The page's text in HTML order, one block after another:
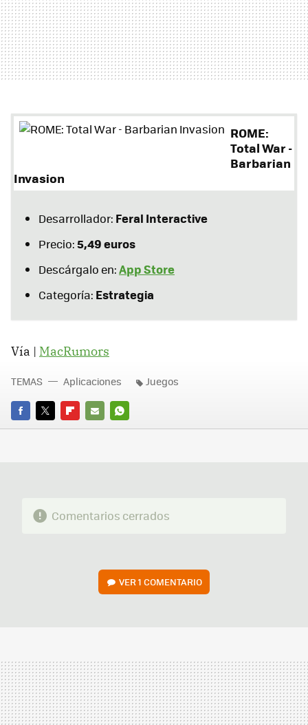
ROME:
Total War -
Barbarian
Invasion
Desarrollador: Feral Interactive
Precio:5,49 euros
Descárgalo en:App Store
Categoría: Estrategia
Vía | MacRumors
FACEBOOK
TWITTERFLIPBOARD
E-
WHATSAPP
TEMAS Aplicaciones Juegos
Comentarios cerrados
VER1 COMENTARIO